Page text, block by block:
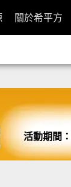
關於希平方
活動期間：